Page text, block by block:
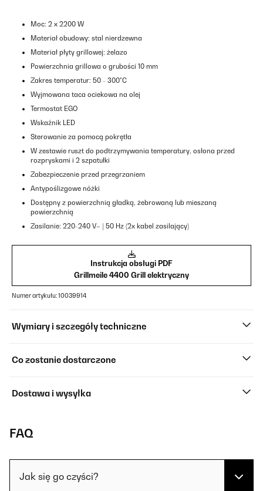
Moc: 2 x 2200 W
Materiał obudowy: stal nierdzewna
Materiał płyty grillowej: żelazo
Powierzchnia grillowa o grubości 10 mm
Zakres temperatur: 50 - 300°C
Wyjmowana taca ociekowa na olej
Termostat EGO
Wskaźnik LED
Sterowanie za pomocą pokrętła
W zestawie ruszt do podtrzymywania temperatury, osłona przed
rozpryskami i 2 szpatułki
Zabezpieczenie przed przegrzaniem
Antypoślizgowe nóżki
Dostępny z powierzchnią gładką, żebrowaną lub mieszaną
powierzchnią
Zasilanie: 220-240 V~ | 50 Hz (2x kabel zasilający)
Instrukcja obsługi PDF
Grillmeile 4400 Grill elektryczny
Numer artykułu: 10039914
Wymiary i szczegóły techniczne
Co zostanie dostarczone
Dostawa i wysyłka
FAQ
Jak się go czyści?